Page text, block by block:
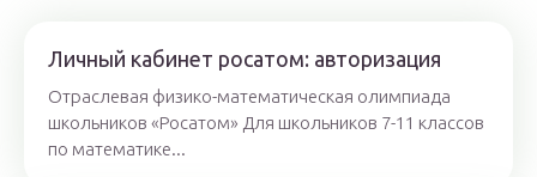
Личный кабинет росатом: авторизация
Отраслевая физико-математическая олимпиада
школьников «Росатом» Для школьников 7-11 классов
по математике...